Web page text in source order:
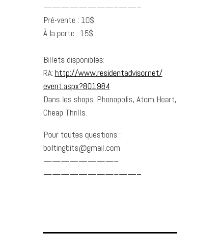
————————–——–
Pré-vente : 10$
À la porte : 15$
Billets disponibles:
RA: http://www.residentadvisor.net/
event.aspx?801984
Dans les shops: Phonopolis, Atom Heart,
Cheap Thrills.
Pour toutes questions :
boltingbits@gmail.com
————————–
————————–——–